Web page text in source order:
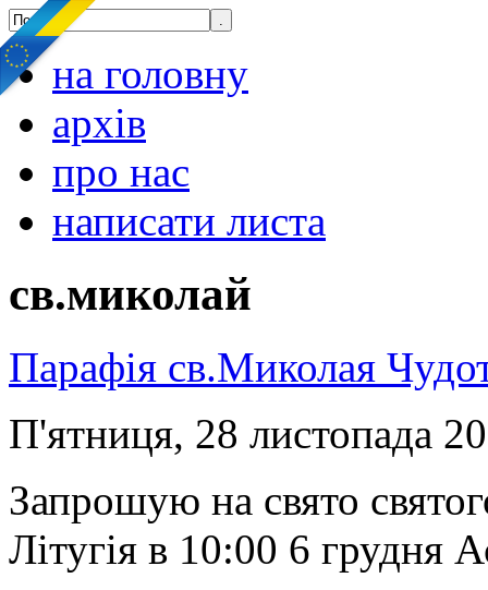
на головну
архів
про нас
написати листа
св.миколай
Парафія св.Миколая
П'ятниця, 28 листопада
Запрошую на свято
Літугія в 10:00 6 грудня